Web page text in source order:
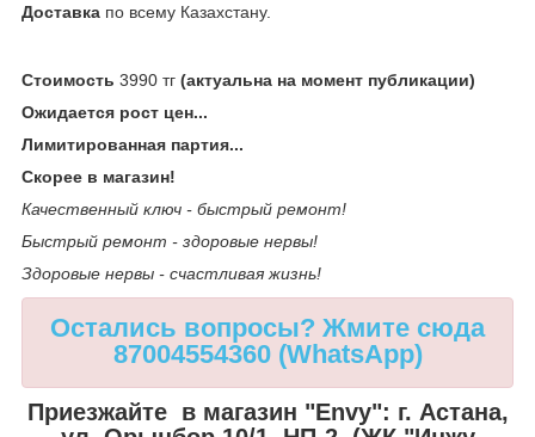
Доставка по всему Казахстану.
Стоимость 3990 тг (актуальна на момент публикации)
Ожидается рост цен...
Лимитированная партия...
Скорее в магазин!
Качественный ключ - быстрый ремонт!
Быстрый ремонт - здоровые нервы!
Здоровые нервы - счастливая жизнь!
Остались вопросы? Жмите сюда
87004554360 (WhatsApp)
Приезжайте в магазин "Envy": г. Астана,